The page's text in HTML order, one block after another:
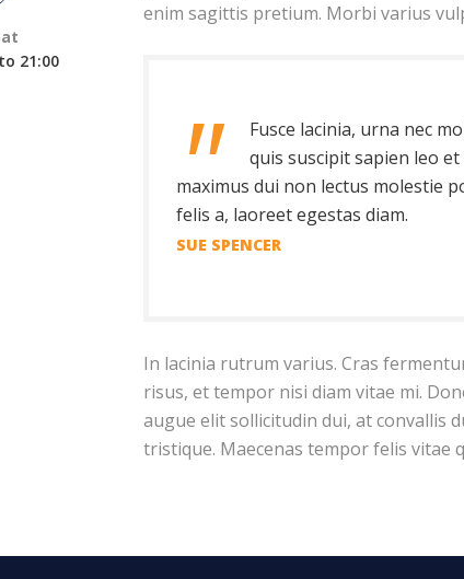
21:00
enim sagittis pretium. Morbi varius
Fusce lacinia, urna nec
quis suscipit sapien leo et
maximus dui non lectus molestie
felis a, laoreet egestas diam.
SUE SPENCER
In lacinia rutrum varius. Cras
risus, et tempor nisi diam vitae mi.
augue elit sollicitudin dui, at convallis
tristique. Maecenas tempor felis vitae